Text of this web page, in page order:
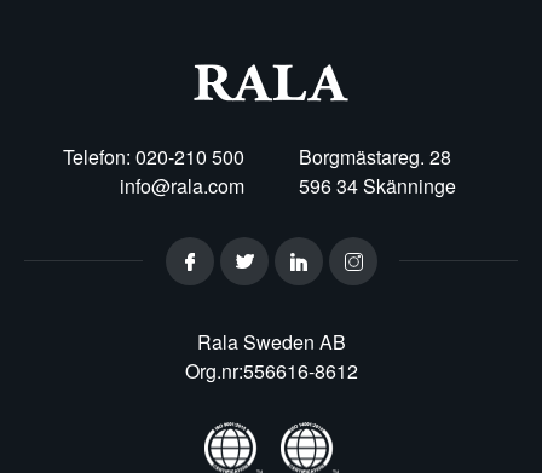
Telefon: 020-210 500
info@rala.com
Borgmästareg. 28
596 34 Skänninge
Rala Sweden AB
Org.nr:556616-8612